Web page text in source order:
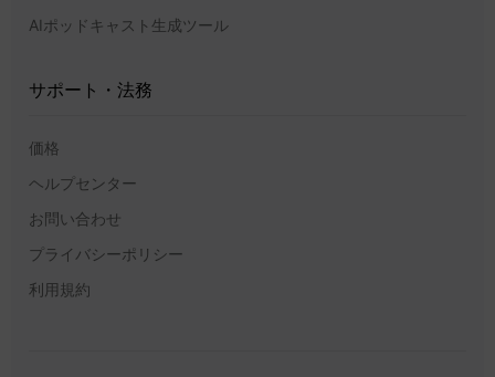
AIポッドキャスト生成ツール
サポート・法務
価格
ヘルプセンター
お問い合わせ
プライバシーポリシー
利用規約